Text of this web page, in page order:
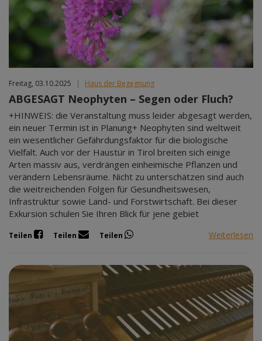
Freitag, 03.10.2025 | Haus der Begegnung
ABGESAGT Neophyten – Segen oder Fluch?
+HINWEIS: die Veranstaltung muss leider abgesagt werden,
ein neuer Termin ist in Planung+ Neophyten sind weltweit
ein wesentlicher Gefährdungsfaktor für die biologische
Vielfalt. Auch vor der Haustür in Tirol breiten sich einige
Arten massiv aus, verdrängen einheimische Pflanzen und
verändern Lebensräume. Nicht zu unterschätzen sind auch
die weitreichenden Folgen für Gesundheitswesen,
Infrastruktur sowie Land- und Forstwirtschaft. Bei dieser
Exkursion schulen Sie Ihren Blick für jene gebiet
Teilen Teilen Teilen Weiterlesen